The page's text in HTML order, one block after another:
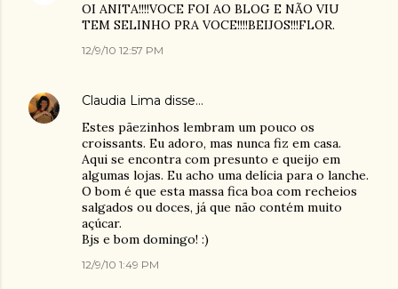
OI ANITA!!!!VOCE FOI AO BLOG E NÃO VIU
TEM SELINHO PRA VOCE!!!!BEIJOS!!!FLOR.
12/9/10 12:57 PM
Claudia Lima disse…
Estes pãezinhos lembram um pouco os
croissants. Eu adoro, mas nunca fiz em casa.
Aqui se encontra com presunto e queijo em
algumas lojas. Eu acho uma delícia para o lanche.
O bom é que esta massa fica boa com recheios
salgados ou doces, já que não contém muito
açúcar.
Bjs e bom domingo! :)
12/9/10 1:49 PM